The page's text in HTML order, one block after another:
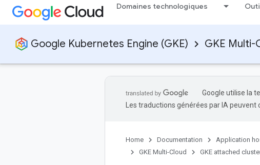
Domaines technologiques
Google Kubernetes Engine (GKE) GKE Multi-
Google utilise la
Les traductions générées par IA peuvent
Home Documentation Application
GKE Multi-Cloud
GKE attached